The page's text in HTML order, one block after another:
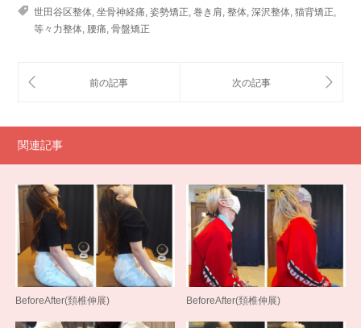
世田谷区整体, 坐骨神経痛, 姿勢矯正, 巻き肩, 整体, 深沢整体, 猫背矯正,
等々力整体, 腰痛, 骨盤矯正
関連記事
BeforeAfter(頚椎伸展) BeforeAfter(頚椎伸展)